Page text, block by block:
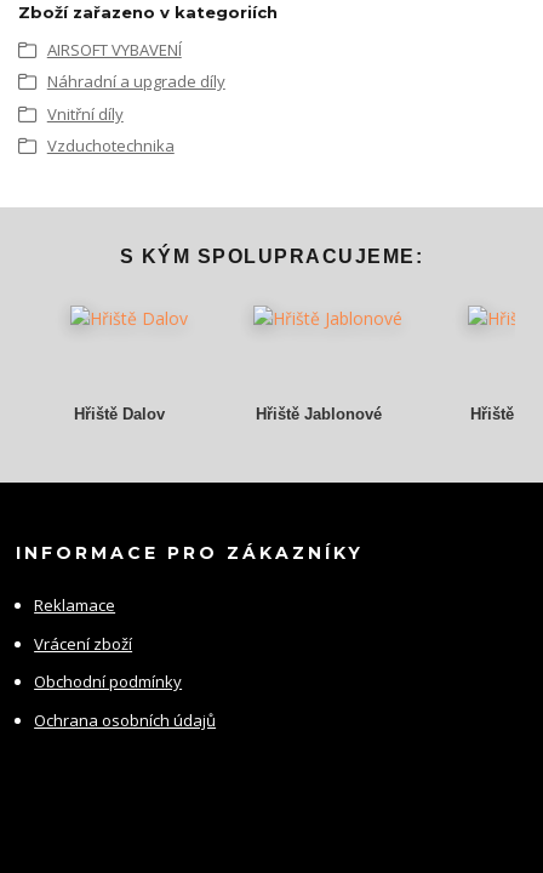
Zboží zařazeno v kategoriích
AIRSOFT VYBAVENÍ
Náhradní a upgrade díly
Vnitřní díly
Vzduchotechnika
S KÝM SPOLUPRACUJEME:
Hřiště Dalov Hřiště Jablonové Hřiště
INFORMACE PRO ZÁKAZNÍKY
Reklamace
Vrácení zboží
Obchodní podmínky
Ochrana osobních údajů